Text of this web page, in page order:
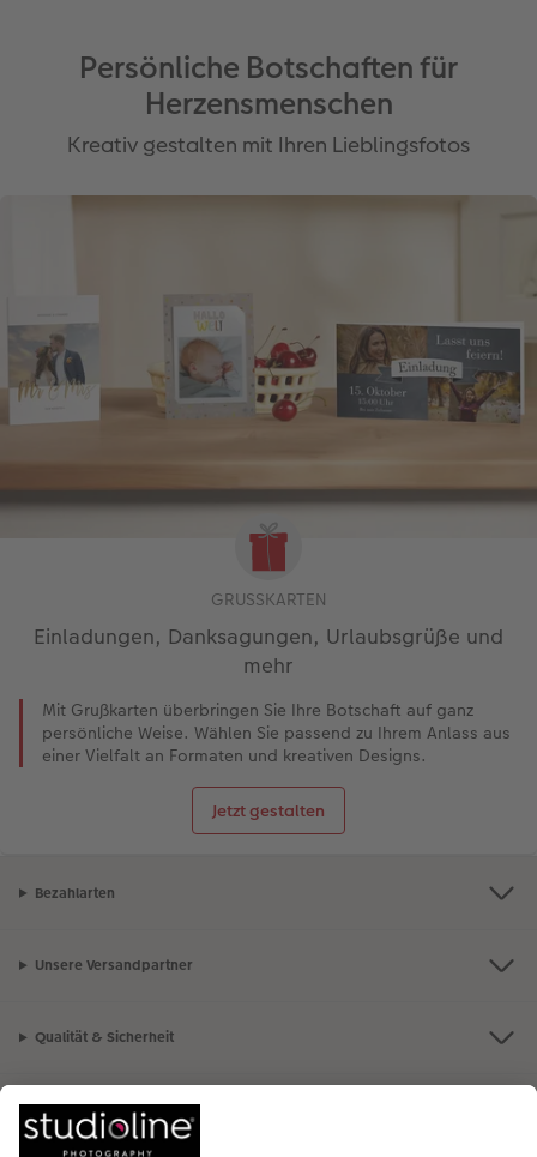
Persönliche Botschaften für
Herzensmenschen
Kreativ gestalten mit Ihren Lieblingsfotos
GRUSSKARTEN
Einladungen, Danksagungen, Urlaubsgrüße und
mehr
Mit Grußkarten überbringen Sie Ihre Botschaft auf ganz
persönliche Weise. Wählen Sie passend zu Ihrem Anlass aus
einer Vielfalt an Formaten und kreativen Designs.
Jetzt gestalten
Bezahlarten
Unsere Versandpartner
Qualität & Sicherheit
Nachhaltigkeit bei CEWE